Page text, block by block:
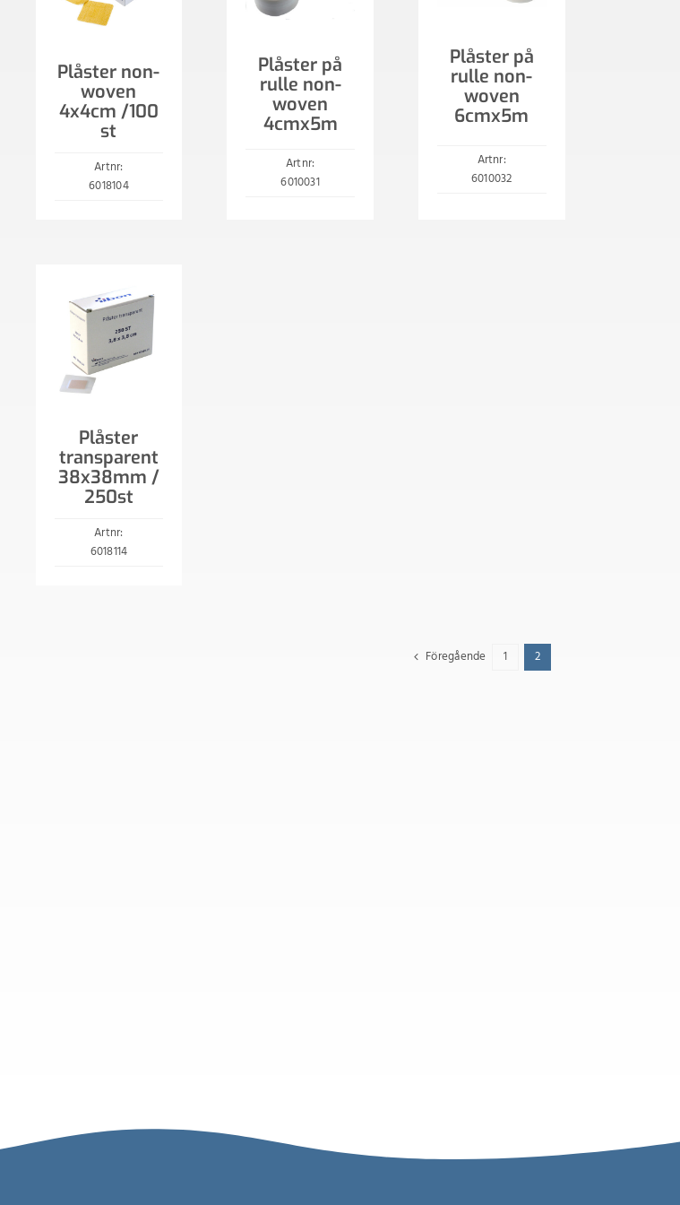
Plåster non-
woven
4x4cm /100
st
Artnr:
6018104
Plåster på
rulle non-
woven
4cmx5m
Artnr:
6010031
Plåster på
rulle non-
woven
6cmx5m
Artnr:
6010032
Plåster
transparent
38x38mm /
250st
Artnr:
6018114
Föregående 1 2